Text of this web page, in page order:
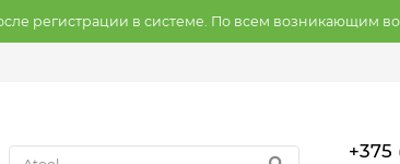
регистрации в системе. По всем возникающим
+375